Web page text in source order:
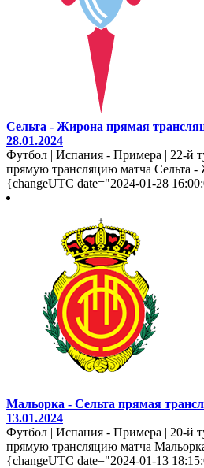
Сельта - Жирона прямая
28.01.2024
Футбол | Испания - Примера | 22-й
прямую трансляцию матча Сельта
{changeUTC date="2024-01-28
Мальорка - Сельта прямая
13.01.2024
Футбол | Испания - Примера | 20-й
прямую трансляцию матча
{changeUTC date="2024-01-13